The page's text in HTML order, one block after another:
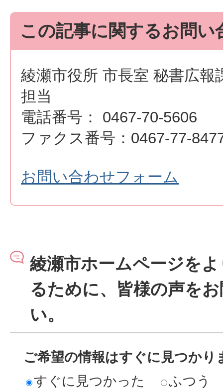
この記事に関するお問い
綾瀬市役所 市長室 秘書広報
担当
電話番号： 0467-70-5606
ファクス番号：0467-77-
お問い合わせフォーム
綾瀬市ホームページを
るために、皆様の声を
い。
ご希望の情報はすぐに見つかり
すぐに見つかった
ふつう